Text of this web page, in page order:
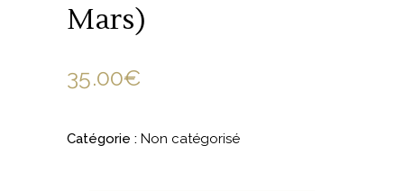
Mars)
35.00€
Catégorie : Non catégorisé